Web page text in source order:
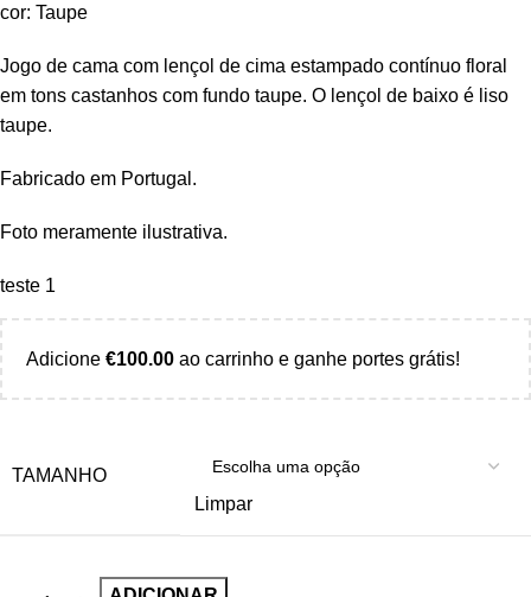
cor: Taupe
Jogo de cama com lençol de cima estampado contínuo floral
em tons castanhos com fundo taupe. O lençol de baixo é liso
taupe.
Fabricado em Portugal.
Foto meramente ilustrativa.
teste 1
Adicione €100.00 ao carrinho e ganhe portes grátis!
TAMANHO
Limpar